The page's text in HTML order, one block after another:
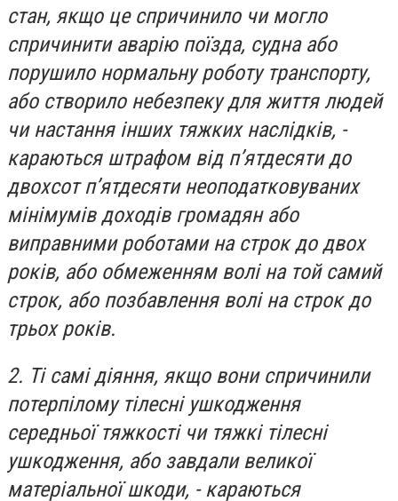
стан, якщо це спричинило чи могло
спричинити аварію поїзда, судна або
порушило нормальну роботу транспорту,
або створило небезпеку для життя людей
чи настання інших тяжких наслідків, -
караються штрафом від п’ятдесяти до
двохсот п’ятдесяти неоподатковуваних
мінімумів доходів громадян або
виправними роботами на строк до двох
років, або обмеженням волі на той самий
строк, або позбавлення волі на строк до
трьох років.
2. Ті самі діяння, якщо вони спричинили
потерпілому тілесні ушкодження
середньої тяжкості чи тяжкі тілесні
ушкодження, або завдали великої
матеріальної шкоди, - караються